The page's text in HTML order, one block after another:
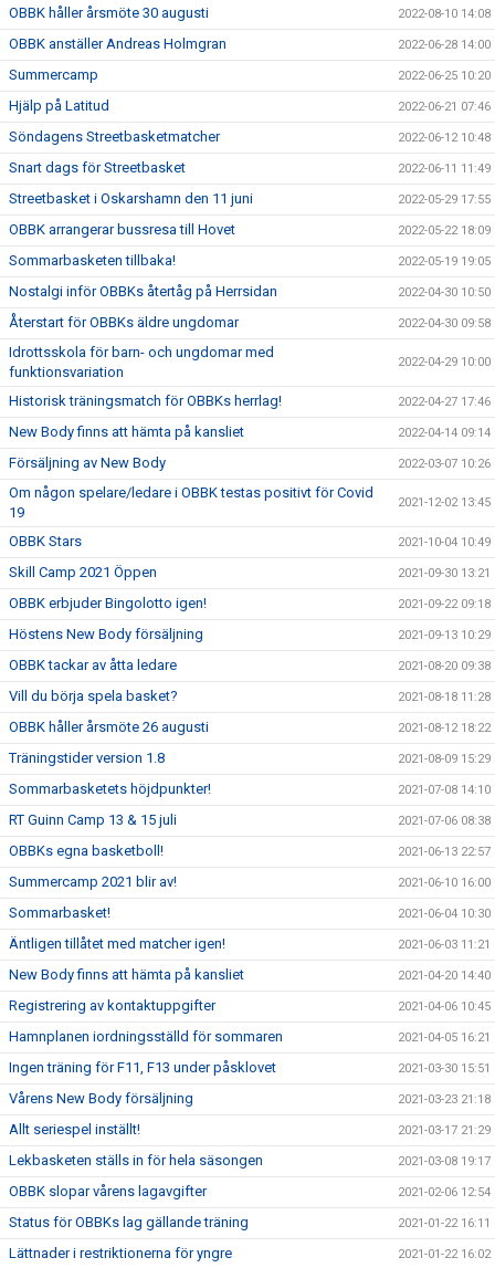
OBBK håller årsmöte 30 augusti 2022-08-10 14:08
OBBK anställer Andreas Holmgran 2022-06-28 14:00
Summercamp 2022-06-25 10:20
Hjälp på Latitud 2022-06-21 07:46
Söndagens Streetbasketmatcher 2022-06-12 10:48
Snart dags för Streetbasket 2022-06-11 11:49
Streetbasket i Oskarshamn den 11 juni 2022-05-29 17:55
OBBK arrangerar bussresa till Hovet 2022-05-22 18:09
Sommarbasketen tillbaka! 2022-05-19 19:05
Nostalgi inför OBBKs återtåg på Herrsidan 2022-04-30 10:50
Återstart för OBBKs äldre ungdomar 2022-04-30 09:58
Idrottsskola för barn- och ungdomar med
funktionsvariation
2022-04-29 10:00
Historisk träningsmatch för OBBKs herrlag! 2022-04-27 17:46
New Body finns att hämta på kansliet 2022-04-14 09:14
Försäljning av New Body 2022-03-07 10:26
Om någon spelare/ledare i OBBK testas positivt för Covid
19
2021-12-02 13:45
OBBK Stars 2021-10-04 10:49
Skill Camp 2021 Öppen 2021-09-30 13:21
OBBK erbjuder Bingolotto igen! 2021-09-22 09:18
Höstens New Body försäljning 2021-09-13 10:29
OBBK tackar av åtta ledare 2021-08-20 09:38
Vill du börja spela basket? 2021-08-18 11:28
OBBK håller årsmöte 26 augusti 2021-08-12 18:22
Träningstider version 1.8 2021-08-09 15:29
Sommarbasketets höjdpunkter! 2021-07-08 14:10
RT Guinn Camp 13 & 15 juli 2021-07-06 08:38
OBBKs egna basketboll! 2021-06-13 22:57
Summercamp 2021 blir av! 2021-06-10 16:00
Sommarbasket! 2021-06-04 10:30
Äntligen tillåtet med matcher igen! 2021-06-03 11:21
New Body finns att hämta på kansliet 2021-04-20 14:40
Registrering av kontaktuppgifter 2021-04-06 10:45
Hamnplanen iordningsställd för sommaren 2021-04-05 16:21
Ingen träning för F11, F13 under påsklovet 2021-03-30 15:51
Vårens New Body försäljning 2021-03-23 21:18
Allt seriespel inställt! 2021-03-17 21:29
Lekbasketen ställs in för hela säsongen 2021-03-08 19:17
OBBK slopar vårens lagavgifter 2021-02-06 12:54
Status för OBBKs lag gällande träning 2021-01-22 16:11
Lättnader i restriktionerna för yngre 2021-01-22 16:02